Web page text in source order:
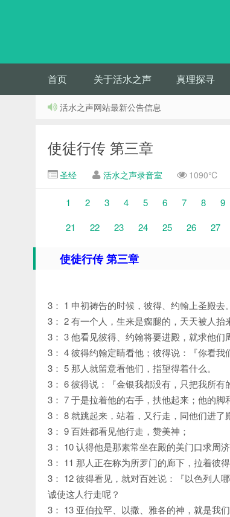
首页 关于活水之声 真理探寻
活水之声网站最新公告信息
使徒行传 第三章
圣经 活水之声录音室 1090℃
1 2 3 4 5 6 7 8 9
21
22 23 24 25 26 27
使徒行传 第三章
3： 1 申初祷告的时候，彼得、约翰上圣殿去。
3： 2 有一个人，生来是瘸腿的，天天被人抬
3： 3 他看见彼得、约翰将要进殿，就求他们
3： 4 彼得约翰定睛看他；彼得说：『你看我
3： 5 那人就留意看他们，指望得着什么。
3： 6 彼得说：『金银我都没有，只把我所有
3： 7 于是拉着他的右手，扶他起来；他的脚
3： 8 就跳起来，站着，又行走，同他们进了
3： 9 百姓都看见他行走，赞美神；
3： 10 认得他是那素常坐在殿的美门口求周
3： 11 那人正在称为所罗门的廊下，拉着彼
3： 12 彼得看见，就对百姓说：『以色列人
诚使这人行走呢？
3： 13 亚伯拉罕、以撒、雅各的神，就是我